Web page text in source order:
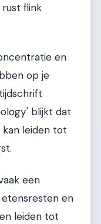
flink
en
op je
blijkt dat
leiden tot
een
etensresten en
leiden tot